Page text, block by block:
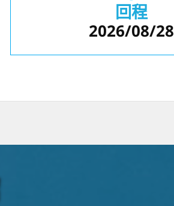
回程
2026/08/28